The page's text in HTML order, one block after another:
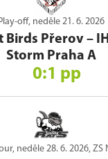
off, neděle 21. 6. 2026
Birds Přerov–
Storm Praha A
0:1 pp
neděle 28. 6. 2026, ZS